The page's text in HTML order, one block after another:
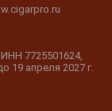
7725501624,
19 апреля 2027 г.